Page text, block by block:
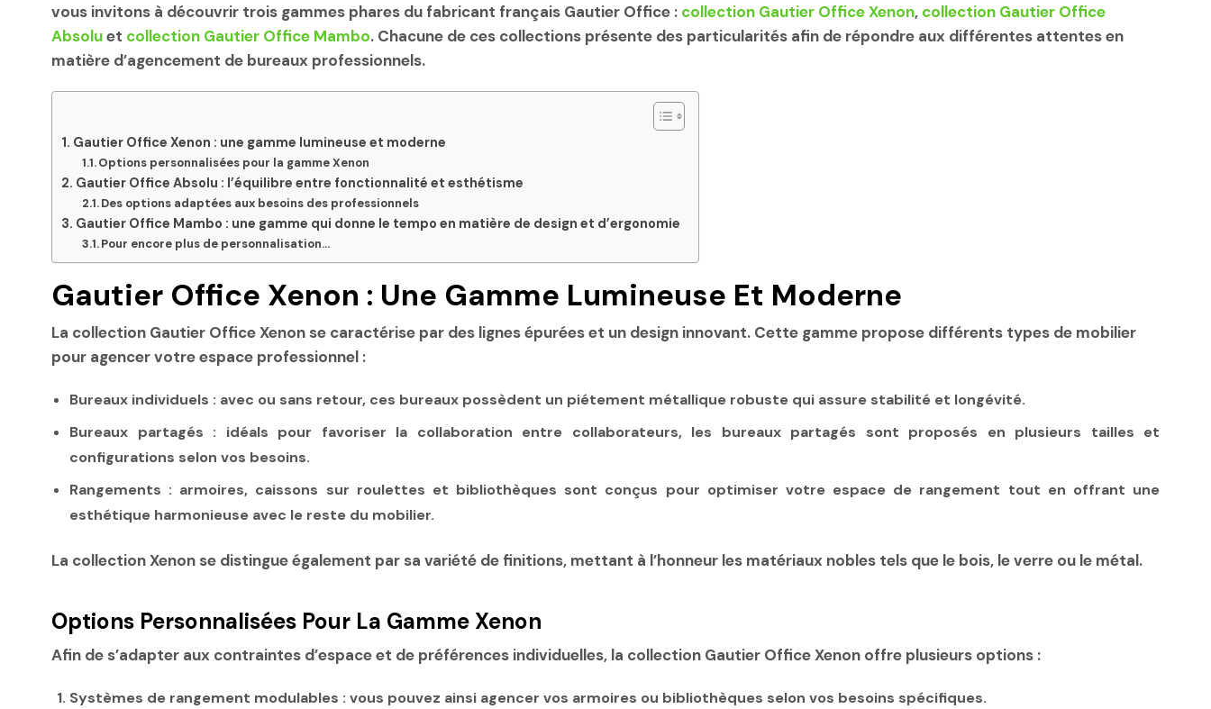
vous invitons à découvrir trois gammes phares du fabricant français Gautier Office : collection Gautier Office Xenon, collection Gautier Office
Absoluet collection Gautier Office Mambo. Chacune de ces collections présente des particularités afin de répondre aux différentes attentes en
matière d’agencement de bureaux professionnels.
Gautier Office Xenon : une gamme lumineuse et moderne
Options personnalisées pour la gamme Xenon
Gautier Office Absolu : l’équilibre entre fonctionnalité et esthétisme
Des options adaptées aux besoins des professionnels
Gautier Office Mambo : une gamme qui donne le tempo en matière de design et d’ergonomie
Pour encore plus de personnalisation…
Gautier Office Xenon : Une Gamme Lumineuse Et Moderne
La collection Gautier Office Xenon se caractérise par des lignes épurées et un design innovant. Cette gamme propose différents types de mobilier
pour agencer votre espace professionnel :
Bureaux individuels : avec ou sans retour, ces bureaux possèdent un piétement métallique robuste qui assure stabilité et longévité.
Bureaux partagés : idéals pour favoriser la collaboration entre collaborateurs, les bureaux partagés sont proposés en plusieurs tailles et
configurations selon vos besoins.
Rangements : armoires, caissons sur roulettes et bibliothèques sont conçus pour optimiser votre espace de rangement tout en offrant une
esthétique harmonieuse avec le reste du mobilier.
La collection Xenon se distingue également par sa variété de finitions, mettant à l’honneur les matériaux nobles tels que le bois, le verre ou le métal.
Options Personnalisées Pour La Gamme Xenon
Afin de s’adapter aux contraintes d’espace et de préférences individuelles, la collection Gautier Office Xenon offre plusieurs options :
Systèmes de rangement modulables : vous pouvez ainsi agencer vos armoires ou bibliothèques selon vos besoins spécifiques.